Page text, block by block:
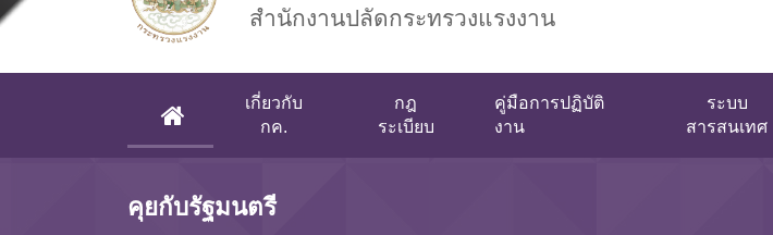
สำนักงานปลัดกระทรวงแรงงาน
(CURRENT)
เกี่ยวกับ
กค.
กฎ
ระเบียบ
คู่มือการปฏิบัติ
งาน
ระบบ
สารสนเทศ
คุยกับรัฐมนตรี